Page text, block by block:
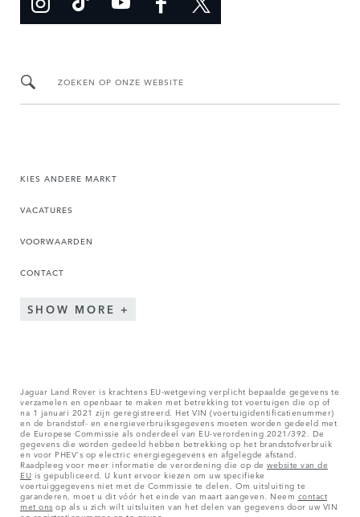
ZOEKEN OP ONZE WEBSITE
KIES ANDERE MARKT
VACATURES
VOORWAARDEN
CONTACT
SHOW MORE
Jaguar Land Rover is krachtens EU-wetgeving verplicht bepaalde gegevens te
verzamelen en openbaar te maken met betrekking tot voertuigen die op of
na 1 januari 2021 zijn geregistreerd. Het VIN (voertuigidentificatienummer)
en de brandstof- en energieverbruiksgegevens moeten worden gedeeld met
de Europese Commissie als onderdeel van EU-verordening 2021/392. De
gegevens die worden gedeeld hebben betrekking op het brandstofverbruik
en voor PHEV's op electric energiegegevens en afgelegde afstand.
Raadpleeg voor meer informatie de verordening die op de website van de
EU is gepubliceerd. U kunt ervoor kiezen om uw specifieke
voertuiggegevens niet met de Commissie te delen. Om uitsluiting te
garanderen, moet u dit vóór het einde van maart aangeven. Neem contact
met ons op als u zich wilt uitsluiten van het delen van gegevens door uw VIN